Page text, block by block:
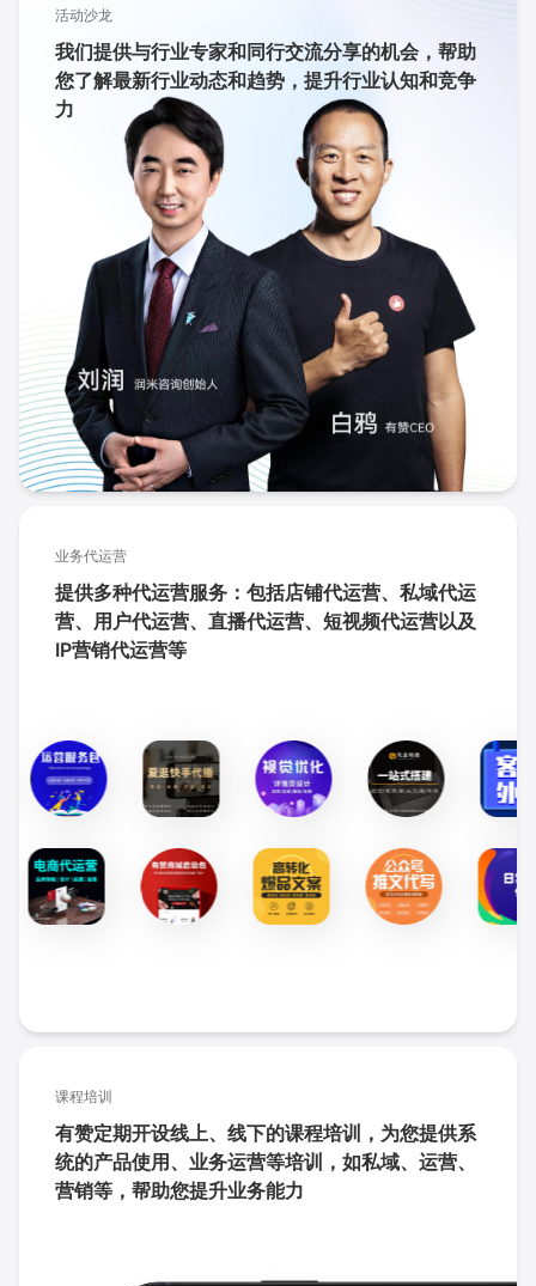
活动沙龙
我们提供与行业专家和同行交流分享的机会，帮助
您了解最新行业动态和趋势，提升行业认知和竞争
力
业务代运营
提供多种代运营服务：包括店铺代运营、私域代运
营、用户代运营、直播代运营、短视频代运营以及
IP营销代运营等
课程培训
有赞定期开设线上、线下的课程培训，为您提供系
统的产品使用、业务运营等培训，如私域、运营、
营销等，帮助您提升业务能力